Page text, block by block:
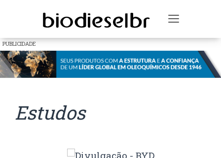
Toggle
PUBLICIDADE
Estudos